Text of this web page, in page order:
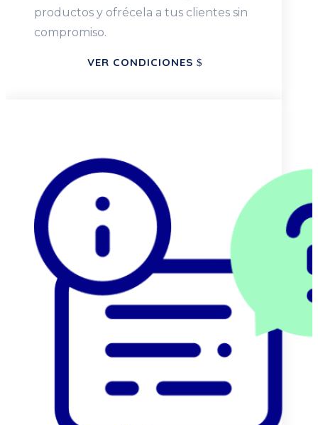
productos y ofrécela a tus clientes sin
compromiso.
VER CONDICIONES